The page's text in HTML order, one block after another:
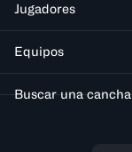
Jugadores
Equipos
Buscar una cancha